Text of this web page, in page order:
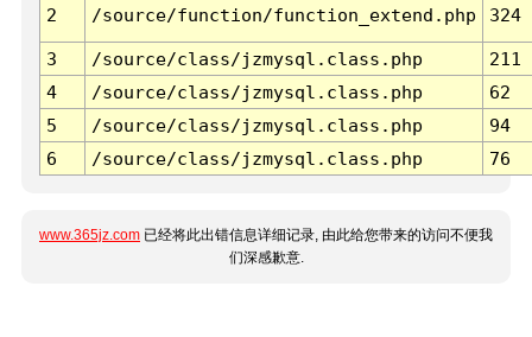
2 /source/function/function_extend.php 324
3 /source/class/jzmysql.class.php
211
4
/source/class/jzmysql.class.php
62
5
/source/class/jzmysql.class.php
94
6
/source/class/jzmysql.class.php 76
www.365jz.com 已经将此出错信息详细记录, 由此给您带来的访问不便我
们深感歉意.